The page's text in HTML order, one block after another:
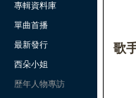
專輯資料庫
單曲首播
最新發行
西朵小姐
歷年人物專訪
歌